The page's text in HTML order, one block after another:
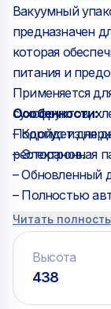
Вакуумный
предназначен
которая
питания и
Применяется
сухофруктов,
Подойдет для
ресторанов.
Особенности:
– Корпус из
– Электронная
– Обновленный
– Полностью
–
– Бесшовная
–
внутренним
– Размеры
Читать
Высота
438